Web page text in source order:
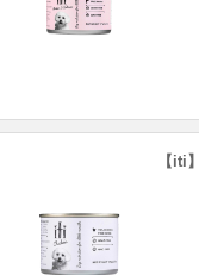
【iti